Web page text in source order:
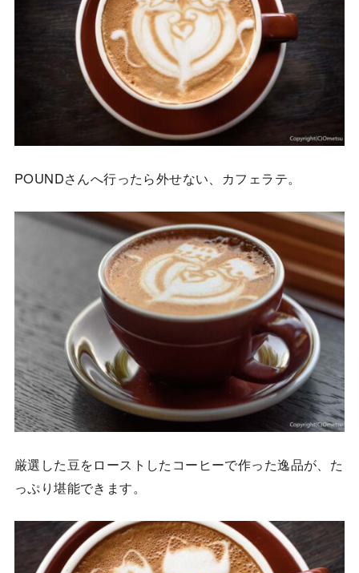
POUNDさんへ行ったら外せない、カフェラテ。
厳選した豆をローストしたコーヒーで作った逸品が、た
っぷり堪能できます。